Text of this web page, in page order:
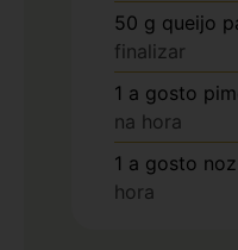
50 g queijo
finalizar
1 a gosto
na hora
1 a gosto
hora